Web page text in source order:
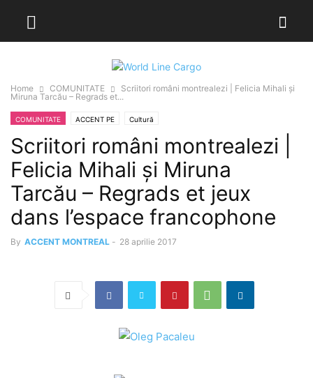
Home COMUNITATE
Scriitori români montrealezi | Felicia Mihali și
Miruna Tarcău – Regrads et...
COMUNITATE ACCENT PE Cultură
Scriitori români montrealezi |
Felicia Mihali și Miruna
Tarcău – Regrads et jeux
dans l’espace francophone
By ACCENT MONTREAL - 28 aprilie 2017